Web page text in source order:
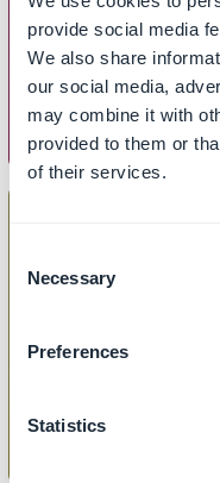
provide social media
We also share
our social media,
may combine it with
provided to them or
of their services.
Selection
Necessary
Preferences
Statistics